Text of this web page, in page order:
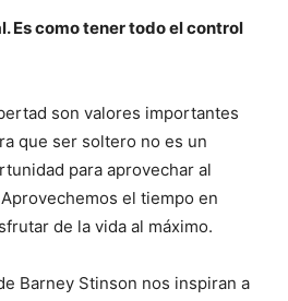
Es como tener todo el control
son valores importantes
que ser soltero no es un
para aprovechar al
el tiempo en
de la vida al máximo.
Barney Stinson nos inspiran a